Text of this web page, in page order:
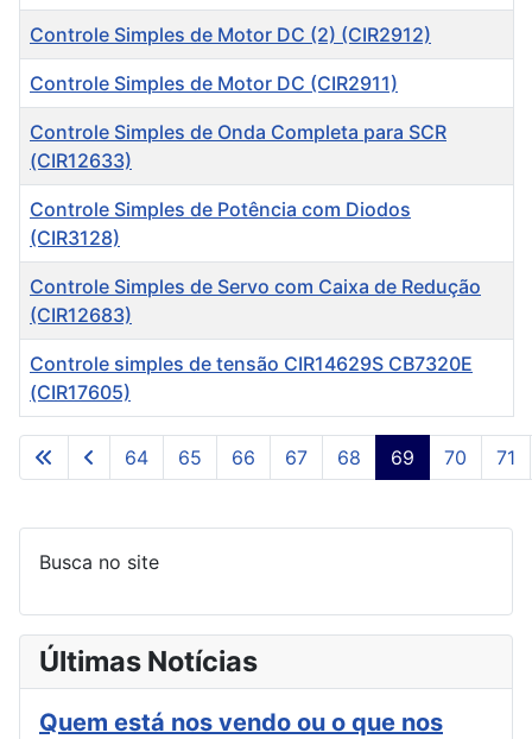
Artigos
Controle Simples de Motor DC (2) (CIR2912)
Controle Simples de Motor DC (CIR2911)
Controle Simples de Onda Completa para SCR
(CIR12633)
Controle Simples de Potência com Diodos
(CIR3128)
Controle Simples de Servo com Caixa de Redução
(CIR12683)
Controle simples de tensão CIR14629S CB7320E
(CIR17605)
Página 69 de 253
64 65 66 67 68 69 70 71
Busca no site
Últimas Notícias
Quem está nos vendo ou o que nos